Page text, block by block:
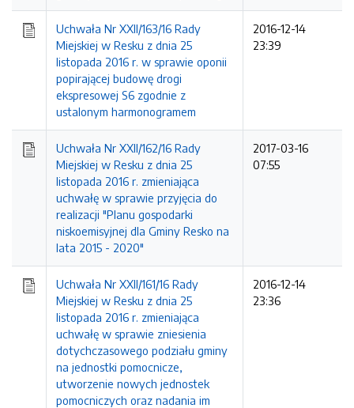
Uchwała Nr XXII/163/16 Rady
Miejskiej w Resku z dnia 25
listopada 2016 r. w sprawie oponii
popirającej budowę drogi
ekspresowej S6 zgodnie z
ustalonym harmonogramem
2016-12-14
23:39
Uchwała Nr XXII/162/16 Rady
Miejskiej w Resku z dnia 25
listopada 2016 r. zmieniająca
uchwałę w sprawie przyjęcia do
realizacji "Planu gospodarki
niskoemisyjnej dla Gminy Resko na
lata 2015 - 2020"
2017-03-16
07:55
Uchwała Nr XXII/161/16 Rady
Miejskiej w Resku z dnia 25
listopada 2016 r. zmieniająca
uchwałę w sprawie zniesienia
dotychczasowego podziału gminy
na jednostki pomocnicze,
utworzenie nowych jednostek
pomocniczych oraz nadania im
2016-12-14
23:36